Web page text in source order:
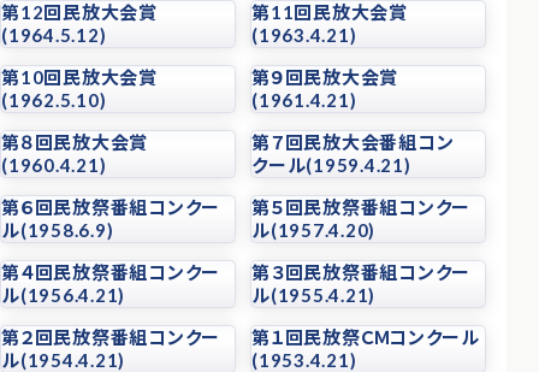
第12回民放大会賞
(1964.5.12)
第11回民放大会賞
(1963.4.21)
第10回民放大会賞
(1962.5.10)
第９回民放大会賞
(1961.4.21)
第８回民放大会賞
(1960.4.21)
第７回民放大会番組コン
クール(1959.4.21)
第６回民放祭番組コンクー
ル(1958.6.9)
第５回民放祭番組コンクー
ル(1957.4.20)
第４回民放祭番組コンクー
ル(1956.4.21)
第３回民放祭番組コンクー
ル(1955.4.21)
第２回民放祭番組コンクー
ル(1954.4.21)
第１回民放祭ＣＭコンクール
(1953.4.21)